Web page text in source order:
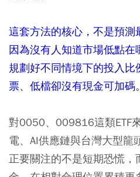
這套方法的核心，不是預測
因為沒有人知道市場低點
規劃好不同情境下的投入比
票、低檔卻沒有現金可加碼。
對0050、009816這類ETF
電、AI供應鏈與台灣大型龍
正要關注的不是短期恐慌